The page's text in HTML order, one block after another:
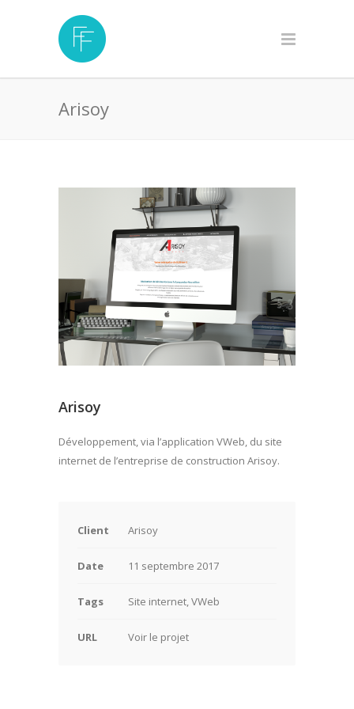
Arisoy
Arisoy
Développement, via l’application VWeb, du site
internet de l’entreprise de construction Arisoy.
Client Arisoy
Date 11 septembre 2017
Tags Site internet, VWeb
URL Voir le projet